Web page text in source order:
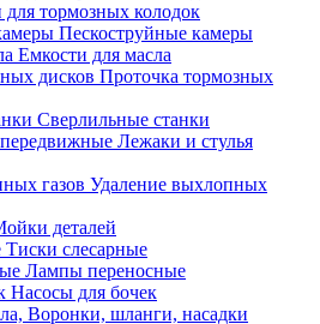
тормозных колодок
Пескоструйные камеры
Емкости для масла
Проточка тормозных
Сверлильные станки
Лежаки и стулья
Удаление выхлопных
деталей
Тиски слесарные
Лампы переносные
Насосы для бочек